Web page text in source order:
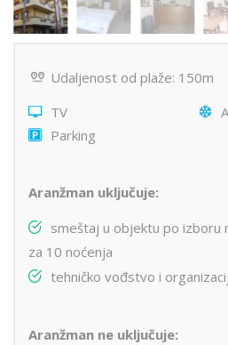
Udaljenost od plaže: 150m
TV
Parking
Aranžman uključuje:
smeštaj u objektu po izboru
za 10 noćenja
tehničko vođstvo i
Aranžman ne uključuje: